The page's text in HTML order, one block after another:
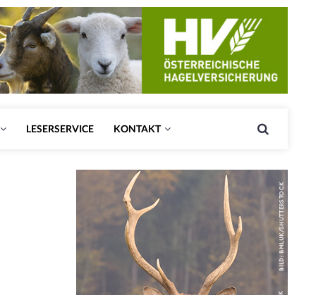
LESERSERVICE KONTAKT